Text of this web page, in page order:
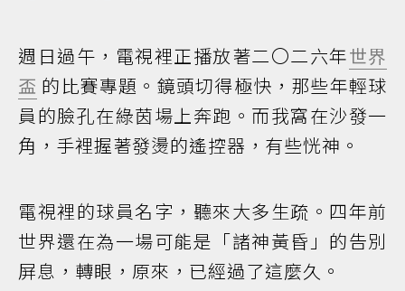
週日過午，電視裡正播放著二〇二六年世界
盃 的比賽專題。鏡頭切得極快，那些年輕球
員的臉孔在綠茵場上奔跑。而我窩在沙發一
角，手裡握著發燙的遙控器，有些恍神。
電視裡的球員名字，聽來大多生疏。四年前
世界還在為一場可能是「諸神黃昏」的告別
屏息，轉眼，原來，已經過了這麼久。